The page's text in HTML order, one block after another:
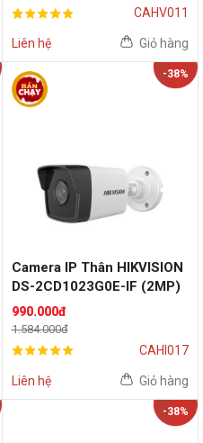
CAHV011
Liên hệ Giỏ hàng
-38%
Camera IP Thân HIKVISION
DS-2CD1023G0E-IF (2MP)
990.000đ
1.584.000đ
CAHI017
Liên hệ Giỏ hàng
-38%